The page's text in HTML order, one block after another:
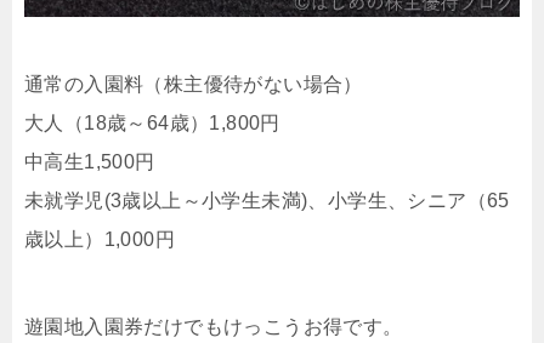
通常の入園料（株主優待がない場合）
大人（18歳～64歳）1,800円
中高生1,500円
未就学児(3歳以上～小学生未満)、小学生、シニア（65
歳以上）1,000円
遊園地入園券だけでもけっこうお得です。